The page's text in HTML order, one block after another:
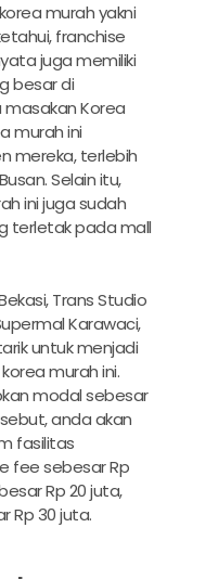
murah yakni
franchise
juga memiliki
besar di
masakan Korea
murah ini
mereka, terlebih
Selain itu,
ini juga sudah
terletak pada mall
Trans Studio
Karawaci,
untuk menjadi
murah ini.
modal sebesar
anda akan
fasilitas
fee sebesar Rp
Rp 20 juta,
Rp 30 juta.